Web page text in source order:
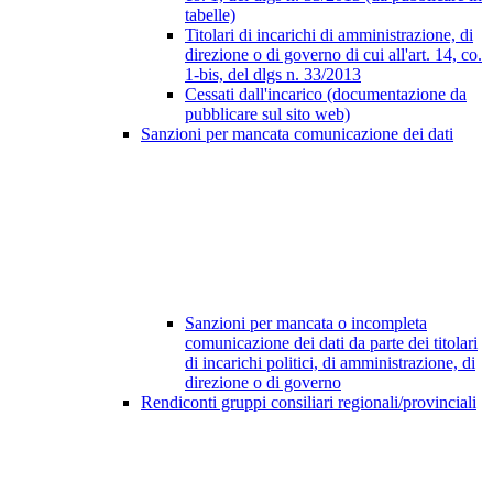
tabelle)
Titolari di incarichi di amministrazione, di
direzione o di governo di cui all'art. 14, co.
1-bis, del dlgs n. 33/2013
Cessati dall'incarico (documentazione da
pubblicare sul sito web)
Sanzioni per mancata comunicazione dei dati
Sanzioni per mancata o incompleta
comunicazione dei dati da parte dei titolari
di incarichi politici, di amministrazione, di
direzione o di governo
Rendiconti gruppi consiliari regionali/provinciali